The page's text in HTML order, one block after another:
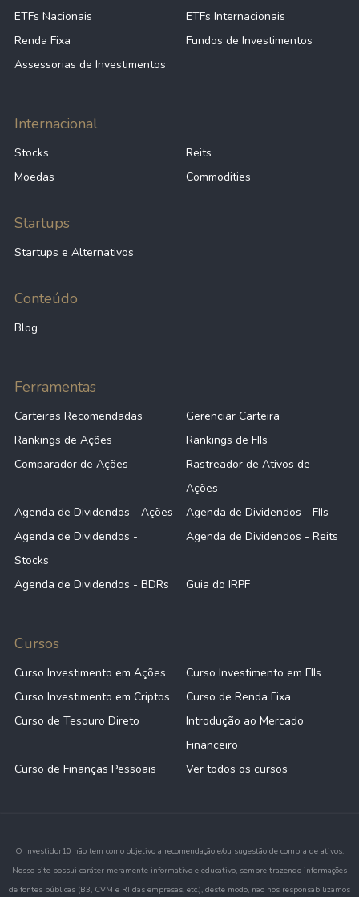
ETFs Nacionais
ETFs Internacionais
Renda Fixa
Fundos de Investimentos
Assessorias de Investimentos
Internacional
Stocks
Reits
Moedas
Commodities
Startups
Startups e Alternativos
Conteúdo
Blog
Ferramentas
Carteiras Recomendadas
Gerenciar Carteira
Rankings de Ações
Rankings de FIIs
Comparador de Ações
Rastreador de Ativos de
Ações
Agenda de Dividendos - Ações
Agenda de Dividendos - FIIs
Agenda de Dividendos -
Stocks
Agenda de Dividendos - Reits
Agenda de Dividendos - BDRs Guia do IRPF
Cursos
Curso Investimento em Ações
Curso Investimento em FIIs
Curso Investimento em Criptos
Curso de Renda Fixa
Curso de Tesouro Direto
Introdução ao Mercado
Financeiro
Curso de Finanças Pessoais
Ver todos os cursos
O Investidor10 não tem como objetivo a recomendação e/ou sugestão de compra de ativos.
Nosso site possui caráter meramente informativo e educativo, sempre trazendo informações
de fontes públicas (B3, CVM e RI das empresas, etc.), deste modo, não nos responsabilizamos